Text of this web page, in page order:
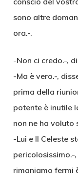
sono altre
ora.-.
-Non ci credo.-,
-Ma è vero.-,
prima della
potente è inutile
non ne ha voluto
-Lui e Il Celeste
pericolosissimo.-
rimaniamo fermi